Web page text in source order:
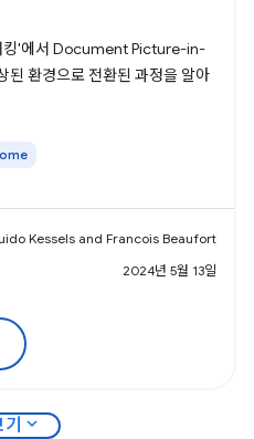
'에서 Document Picture-in-
된 환경으로 전환된 과정을 알아
Kessels and Francois Beaufort
2024년 5월 13일
expand_more